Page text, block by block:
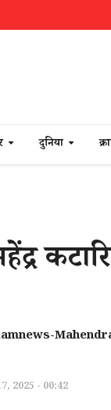
दुनिया
2025 - 00:42